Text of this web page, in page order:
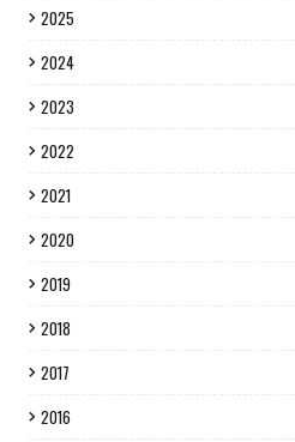
2025
2024
2023
2022
2021
2020
2019
2018
2017
2016